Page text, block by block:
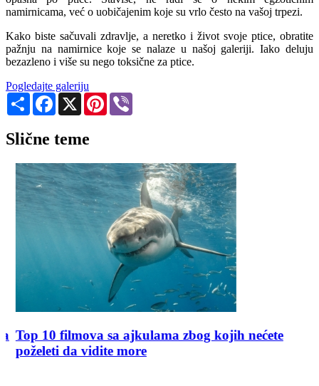
namirnicama, već o uobičajenim koje su vrlo često na vašoj trpezi.
Kako biste sačuvali zdravlje, a neretko i život svoje ptice, obratite
pažnju na namirnice koje se nalaze u našoj galeriji. Iako deluju
bezazleno i više su nego toksične za ptice.
Pogledajte galeriju
Share Facebook
X Pinterest
Slične teme
Top 10 filmova sa ajkulama zbog kojih nećete
poželeti da vidite more